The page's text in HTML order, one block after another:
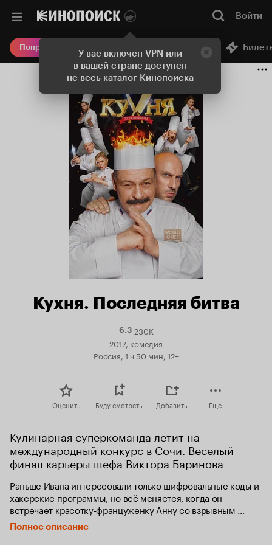
У вас включен VPN или
в вашей стране доступен
не весь каталог Кинопоиска
Войти
Попробовать Плюс Онлайн-кинотеатр
Кухня. Последняя битва
6.3Рейтинг
Кинопоиска
6.3
230K
2017, комедия
Россия, 1 ч 50 мин, 12+
Оценить Буду смотреть Добавить Еще
Кулинарная суперкоманда летит на
международный конкурс в Сочи. Веселый
финал карьеры шефа Виктора Баринова
Раньше Ивана интересовали только шифровальные коды и
хакерские программы, но всё меняется, когда он
встречает красотку-француженку Анну со взрывным
характером и русскими корнями. Оба летят в Сочи, чтобы
принять участие в Чемпионате мира среди поваров: она
Полное описание